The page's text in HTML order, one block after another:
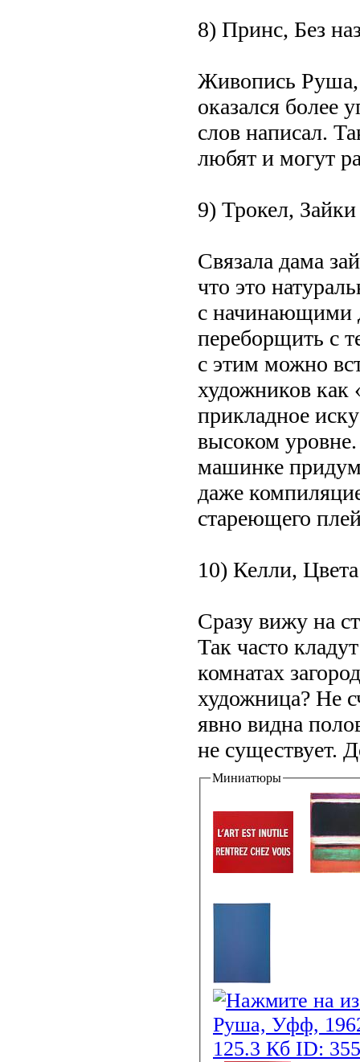
8) Принс, Без
Живопись Руша,
оказался более
слов написал.
любят и могут
9) Трокел,
Связала дама
что это
с начинающими
переборщить с
с этим можно
художников как
прикладное
высоком
машинке
даже
стареющего
10) Келли,
Сразу вижу на
Так часто
комнатах
художница? Не
явно видна
не существует.
Миниатюры